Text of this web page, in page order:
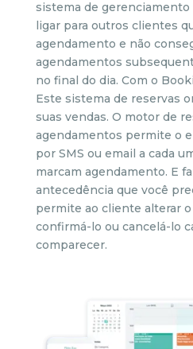
sistema de gerenciamento
ligar para outros clientes
agendamento e não
agendamentos
no final do dia. Com o
Este sistema de reservas
suas vendas. O motor de
agendamentos permite o
por SMS ou email a cada
marcam agendamento. E
antecedência que você
permite ao cliente alterar
confirmá-lo ou cancelá-lo
comparecer.